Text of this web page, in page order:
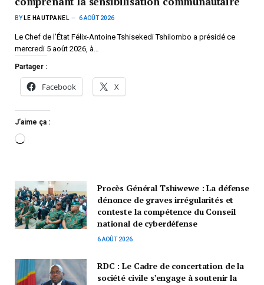
BY LE HAUTPANEL 6 AOÛT 2026
Le Chef de l’État Félix-Antoine Tshisekedi Tshilombo a présidé ce
mercredi 5 août 2026, à…
Partager :
Facebook X
J’aime ça :
Procès Général Tshiwewe : La défense
dénonce de graves irrégularités et
conteste la compétence du Conseil
national de cyberdéfense
6 AOÛT 2026
RDC : Le Cadre de concertation de la
société civile s’engage à soutenir la